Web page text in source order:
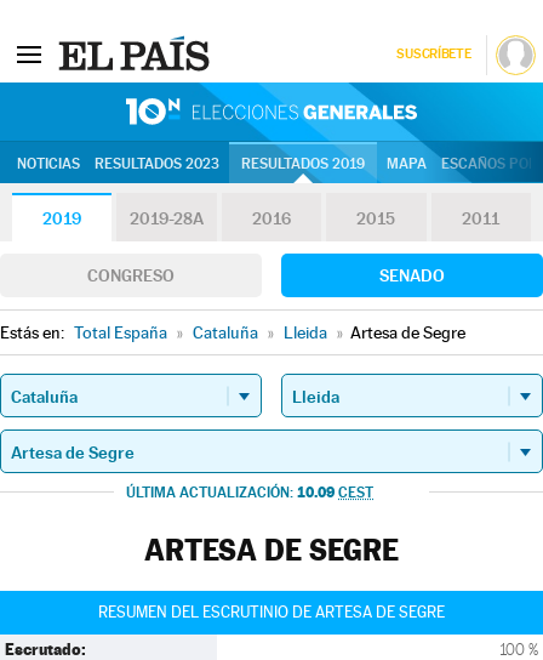
SUSCRÍBETE
NOTICIAS RESULTADOS 2023 RESULTADOS 2019 MAPA ESCAÑOS
2019 2019-28A 2016 2015 2011
CONGRESO SENADO
Estás en: Total España » Cataluña » Lleida » Artesa de Segre
ÚLTIMA ACTUALIZACIÓN: 10.09 CEST
ARTESA DE SEGRE
RESUMEN DEL ESCRUTINIO DE ARTESA DE SEGRE
Escrutado: 100 %